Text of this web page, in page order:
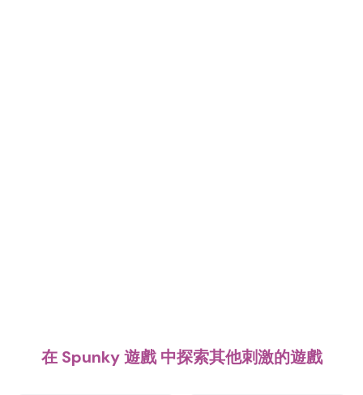
在 Spunky 遊戲 中探索其他刺激的遊戲